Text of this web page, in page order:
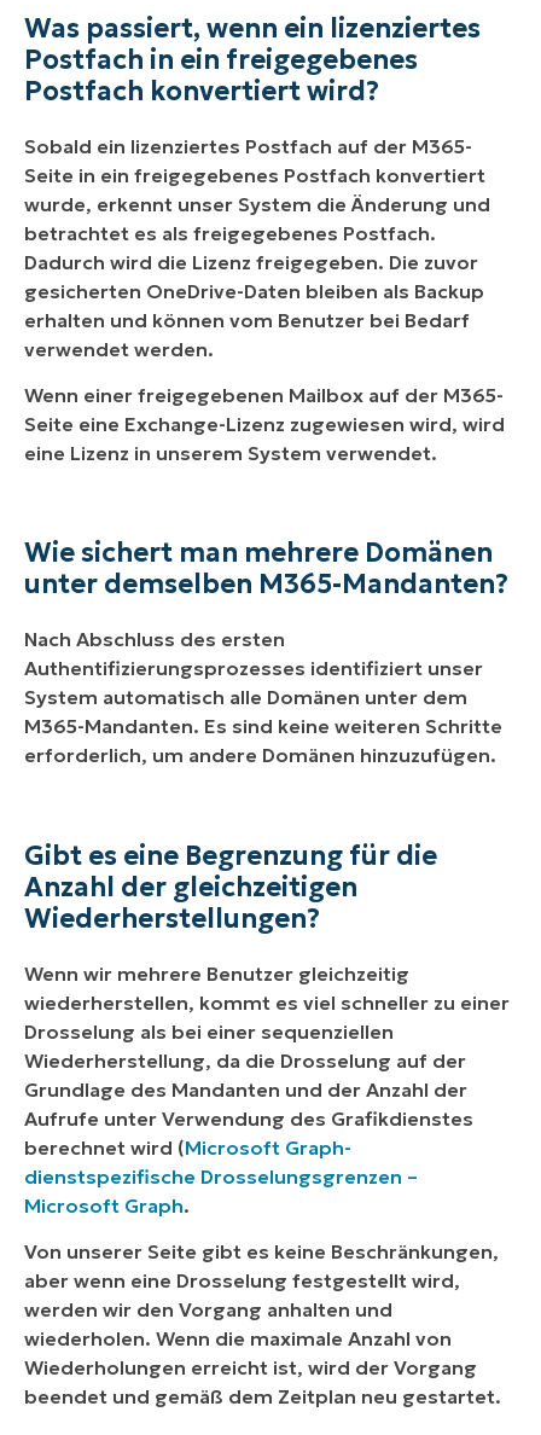
Was passiert, wenn ein lizenziertes
Postfach in ein freigegebenes
Postfach konvertiert wird?
Sobald ein lizenziertes Postfach auf der M365-
Seite in ein freigegebenes Postfach konvertiert
wurde, erkennt unser System die Änderung und
betrachtet es als freigegebenes Postfach.
Dadurch wird die Lizenz freigegeben. Die zuvor
gesicherten OneDrive-Daten bleiben als Backup
erhalten und können vom Benutzer bei Bedarf
verwendet werden.
Wenn einer freigegebenen Mailbox auf der M365-
Seite eine Exchange-Lizenz zugewiesen wird, wird
eine Lizenz in unserem System verwendet.
Wie sichert man mehrere Domänen
unter demselben M365-Mandanten?
Nach Abschluss des ersten
Authentifizierungsprozesses identifiziert unser
System automatisch alle Domänen unter dem
M365-Mandanten. Es sind keine weiteren Schritte
erforderlich, um andere Domänen hinzuzufügen.
Gibt es eine Begrenzung für die
Anzahl der gleichzeitigen
Wiederherstellungen?
Wenn wir mehrere Benutzer gleichzeitig
wiederherstellen, kommt es viel schneller zu einer
Drosselung als bei einer sequenziellen
Wiederherstellung, da die Drosselung auf der
Grundlage des Mandanten und der Anzahl der
Aufrufe unter Verwendung des Grafikdienstes
berechnet wird (Microsoft Graph-
dienstspezifische Drosselungsgrenzen –
Microsoft Graph.
Von unserer Seite gibt es keine Beschränkungen,
aber wenn eine Drosselung festgestellt wird,
werden wir den Vorgang anhalten und
wiederholen. Wenn die maximale Anzahl von
Wiederholungen erreicht ist, wird der Vorgang
beendet und gemäß dem Zeitplan neu gestartet.